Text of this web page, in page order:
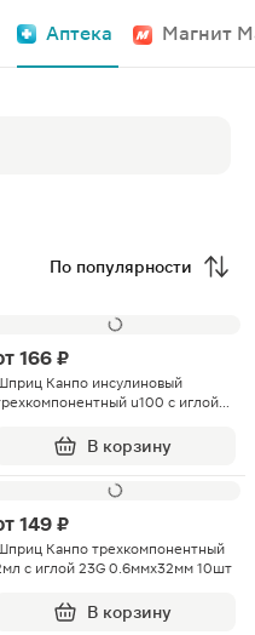
Аптека Магнит
По популярности
166 ₽
Канпо инсулиновый
u100 с иглой
В корзину
149 ₽
Канпо трехкомпонентный
с иглой 23G 0.6ммх32мм 10шт
В корзину